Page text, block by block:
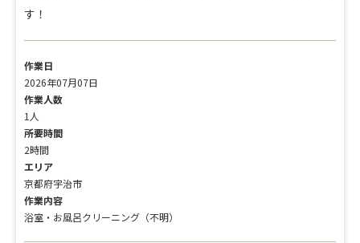
す！
作業日
2026年07月07日
作業人数
1人
所要時間
2時間
エリア
京都府宇治市
作業内容
浴室・お風呂クリーニング（不明）